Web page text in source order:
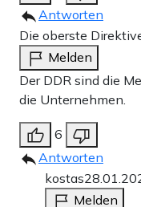
Antworten
Die oberste
Melden
Der DDR sind die
die Unternehmen.
6
Antworten
kostas
Melden